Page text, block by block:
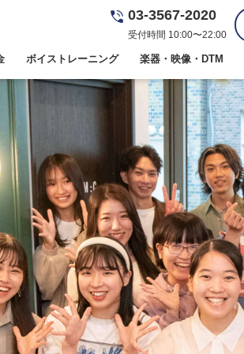
03-3567-2020
受付時間 10:00〜22:00
ボイストレーニング 楽器・映像・DTM